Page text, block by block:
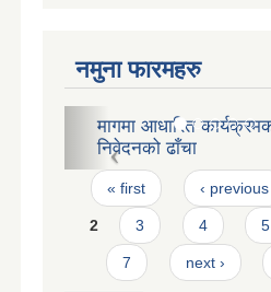
नमुना फारमहरु
प्रवेश पत्र
Pages
« first ‹ previous
2 3 4 5
7 next ›